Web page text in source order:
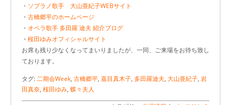
・ ソプラノ歌手 大山亜紀子WEBサイト
・ 古橋郷平のホームページ
・ オペラ歌手 多田羅 迪夫 紹介ブログ
・ 桜田ゆみオフィシャルサイト
お席も残り少なくなってまいりましたが、一同、ご来場をお待ち致し
ております。
タグ:二期会Week, 古橋郷平, 嘉目真木子, 多田羅迪夫, 大山亜紀子, 岩
田真奈, 桜田ゆみ, 蝶々夫人